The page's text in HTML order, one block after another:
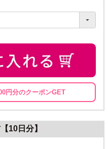
円分のクーポンGET
10日分】